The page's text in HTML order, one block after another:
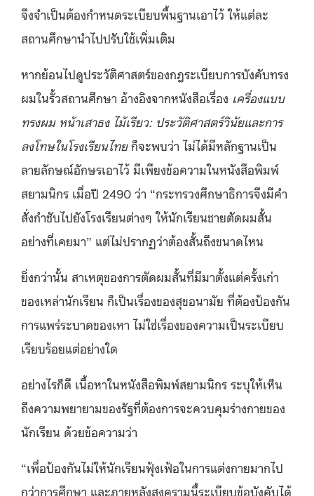
จึงจำเป็นต้องกำหนดระเบียบพื้นฐานเอาไว้ ให้แต่ละ
สถานศึกษานำไปปรับใช้เพิ่มเติม
หากย้อนไปดูประวัติศาสตร์ของกฎระเบียบการบังคับทรง
ผมในรั้วสถานศึกษา อ้างอิงจากหนังสือเรื่อง เครื่องแบบ
ทรงผม หน้าเสาธง ไม้เรียว: ประวัติศาสตร์วินัยและการ
ลงโทษในโรงเรียนไทยก็จะพบว่า ไม่ได้มีหลักฐานเป็น
ลายลักษณ์อักษรเอาไว้ มีเพียงข้อความในหนังสือพิมพ์
สยามนิกร เมื่อปี 2490 ว่า “กระทรวงศึกษาธิการจึงมีคำ
สั่งกำชับไปยังโรงเรียนต่างๆ ให้นักเรียนชายตัดผมสั้น
อย่างที่เคยมา” แต่ไม่ปรากฏว่าต้องสั้นถึงขนาดไหน
ยิ่งกว่านั้น สาเหตุของการตัดผมสั้นที่มีมาตั้งแต่ครั้งเก่า
ของเหล่านักเรียน ก็เป็นเรื่องของสุขอนามัย ที่ต้องป้องกัน
การแพร่ระบาดของเหา ไม่ใช่เรื่องของความเป็นระเบียบ
เรียบร้อยแต่อย่างใด
อย่างไรก็ดี เนื้อหาในหนังสือพิมพ์สยามนิกร ระบุให้เห็น
ถึงความพยายามของรัฐที่ต้องการจะควบคุมร่างกายของ
นักเรียน ด้วยข้อความว่า
“เพื่อป้องกันไม่ให้นักเรียนฟุ้งเฟ้อในการแต่งกายมากไป
กว่าการศึกษา และภายหลังสงครามนี้ระเบียบข้อบังคับได้